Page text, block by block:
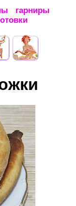
гарниры